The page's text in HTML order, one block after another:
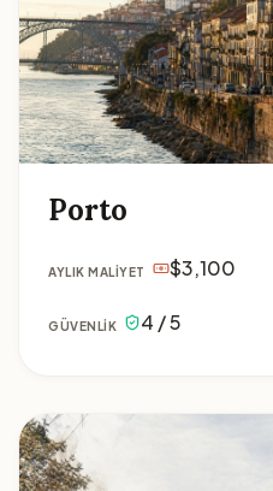
Porto
AYLIK MALIYET $3,100
GÜVENLIK 4 / 5
Rotterdam